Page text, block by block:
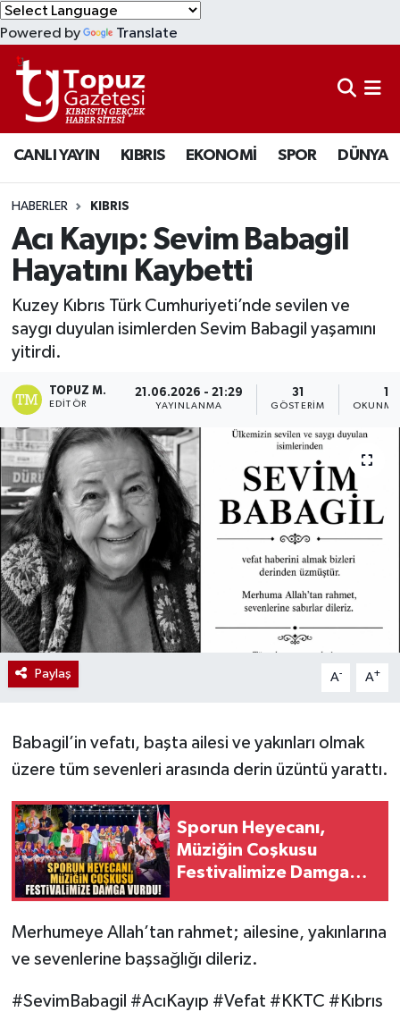
Powered by Translate
CANLI YAYIN KIBRIS EKONOMİ SPOR DÜNYA
HABERLER KIBRIS
Acı Kayıp: Sevim Babagil
Hayatını Kaybetti
Kuzey Kıbrıs Türk Cumhuriyeti’nde sevilen ve
saygı duyulan isimlerden Sevim Babagil yaşamını
yitirdi.
TOPUZ M.
EDITÖR
21.06.2026 - 21:29
YAYINLANMA
31
GÖSTERIM
Paylaş A- A+
Babagil’in vefatı, başta ailesi ve yakınları olmak
üzere tüm sevenleri arasında derin üzüntü yarattı.
Sporun Heyecanı,
Müziğin Coşkusu
Festivalimize Damga
Merhumeye Allah’tan rahmet; ailesine, yakınlarına
ve sevenlerine başsağlığı dileriz.
#SevimBabagil #AcıKayıp #Vefat #KKTC #Kıbrıs
KIBRIS
DÜNYA
EKONOMİ
MAGAZİN
SAĞLIK
SPOR
TEKNOLOJİ
TÜRKİYE
Lefkoşa Nöbetçi Eczaneler
Lefkoşa Hava Durumu
Lefkoşa Trafik Yoğunluk Haritası
Süper Lig Puan Durumu ve Fikstür
Tüm Manşetler
Son Dakika Haberleri
Haber Arşivi